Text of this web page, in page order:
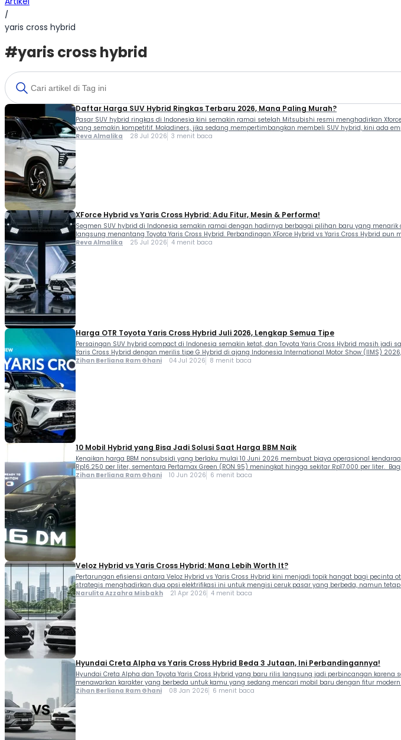
/
yaris cross hybrid
#yaris cross hybrid
Daftar Harga SUV Hybrid Ringkas Terbaru 2026, Mana Paling Murah?
Pasar SUV hybrid ringkas di Indonesia kini semakin ramai setelah Mitsubishi resmi menghadirkan
yang semakin kompetitif. Moladiners, jika sedang mempertimbangkan membeli SUV hybrid, kini ada
Reva Almalika 28 Jul 2026 3 menit baca
XForce Hybrid vs Yaris Cross Hybrid: Adu Fitur, Mesin & Performa!
Segmen SUV hybrid di Indonesia semakin ramai dengan hadirnya berbagai pilihan baru yang
langsung menantang Toyota Yaris Cross Hybrid. Perbandingan XForce Hybrid vs Yaris Cross Hybrid
Reva Almalika 25 Jul 2026 4 menit baca
Harga OTR Toyota Yaris Cross Hybrid Juli 2026, Lengkap Semua Tipe
Persaingan SUV hybrid compact di Indonesia semakin ketat, dan Toyota Yaris Cross Hybrid masih
Yaris Cross Hybrid dengan merilis tipe G Hybrid di ajang Indonesia International Motor Show (IIMS)
Zihan Berliana Ram Ghani 04 Jul 2026 8 menit baca
10 Mobil Hybrid yang Bisa Jadi Solusi Saat Harga BBM Naik
Kenaikan harga BBM nonsubsidi yang berlaku mulai 10 Juni 2026 membuat biaya operasional
Rp16.250 per liter, sementara Pertamax Green (RON 95) meningkat hingga sekitar Rp17.000 per liter.
Zihan Berliana Ram Ghani 10 Jun 2026 6 menit baca
Veloz Hybrid vs Yaris Cross Hybrid: Mana Lebih Worth It?
Pertarungan efisiensi antara Veloz Hybrid vs Yaris Cross Hybrid kini menjadi topik hangat bagi
strategis menghadirkan dua opsi elektrifikasi ini untuk mengisi ceruk pasar yang berbeda, namun
Narulita Azzahra Misbakh 21 Apr 2026 4 menit baca
Hyundai Creta Alpha vs Yaris Cross Hybrid Beda 3 Jutaan, Ini Perbandingannya!
Hyundai Creta Alpha dan Toyota Yaris Cross Hybrid yang baru rilis langsung jadi perbincangan
menawarkan karakter yang berbeda untuk kamu yang sedang mencari mobil baru dengan fitur
Zihan Berliana Ram Ghani 08 Jan 2026 6 menit baca